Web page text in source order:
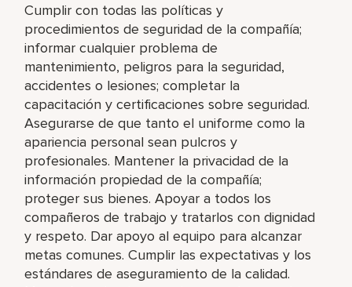
Cumplir con todas las políticas y
procedimientos de seguridad de la compañía;
informar cualquier problema de
mantenimiento, peligros para la seguridad,
accidentes o lesiones; completar la
capacitación y certificaciones sobre seguridad.
Asegurarse de que tanto el uniforme como la
apariencia personal sean pulcros y
profesionales. Mantener la privacidad de la
información propiedad de la compañía;
proteger sus bienes. Apoyar a todos los
compañeros de trabajo y tratarlos con dignidad
y respeto. Dar apoyo al equipo para alcanzar
metas comunes. Cumplir las expectativas y los
estándares de aseguramiento de la calidad.